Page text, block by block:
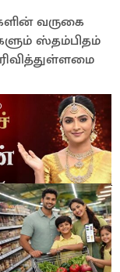
வருகை
ஸ்தம்பிதம்